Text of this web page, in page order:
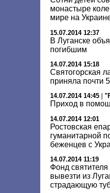
монастыре
мире на
15.07.2014 12:37
В Луганске
погибшим
14.07.2014 15:18
Cвятогорская
приняла почти
14.07.2014 14:45
Приход в
14.07.2014 12:01
Ростовская
гуманитарной
беженцев с
14.07.2014 11:19
Фонд
вывезти из
страдающую